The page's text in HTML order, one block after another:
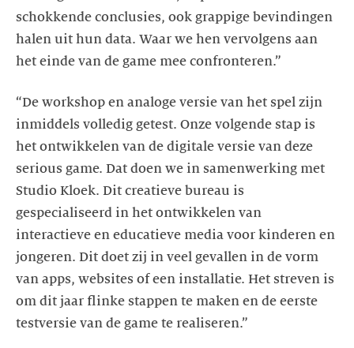
schokkende conclusies, ook grappige bevindingen
halen uit hun data. Waar we hen vervolgens aan
het einde van de game mee confronteren.”
“De workshop en analoge versie van het spel zijn
inmiddels volledig getest. Onze volgende stap is
het ontwikkelen van de digitale versie van deze
serious game. Dat doen we in samenwerking met
Studio Kloek. Dit creatieve bureau is
gespecialiseerd in het ontwikkelen van
interactieve en educatieve media voor kinderen en
jongeren. Dit doet zij in veel gevallen in de vorm
van apps, websites of een installatie. Het streven is
om dit jaar flinke stappen te maken en de eerste